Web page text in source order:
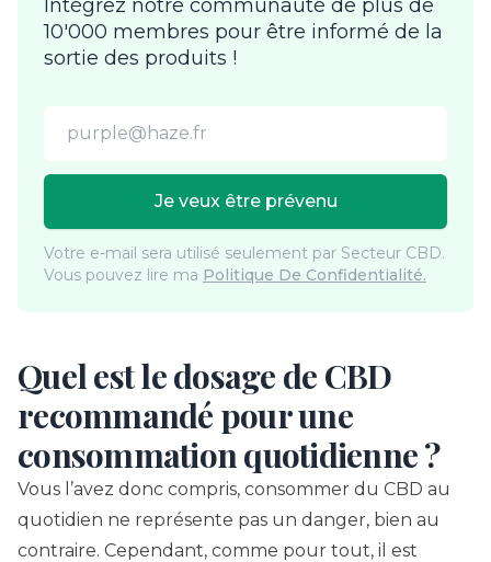
Intégrez notre communauté de plus de
10'000 membres pour être informé de la
sortie des produits !
Email address
Je veux être prévenu
Votre e-mail sera utilisé seulement par Secteur CBD.
Vous pouvez lire ma Politique De Confidentialité.
Quel est le dosage de CBD
recommandé pour une
consommation quotidienne ?
Vous l’avez donc compris, consommer du CBD au
quotidien ne représente pas un danger, bien au
contraire. Cependant, comme pour tout, il est